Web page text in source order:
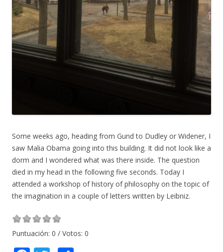
Some weeks ago, heading from Gund to Dudley or Widener, I
saw Malia Obama going into this building. It did not look like a
dorm and I wondered what was there inside. The question
died in my head in the following five seconds. Today I
attended a workshop of history of philosophy on the topic of
the imagination in a couple of letters written by Leibniz.
Puntuación: 0 / Votos: 0